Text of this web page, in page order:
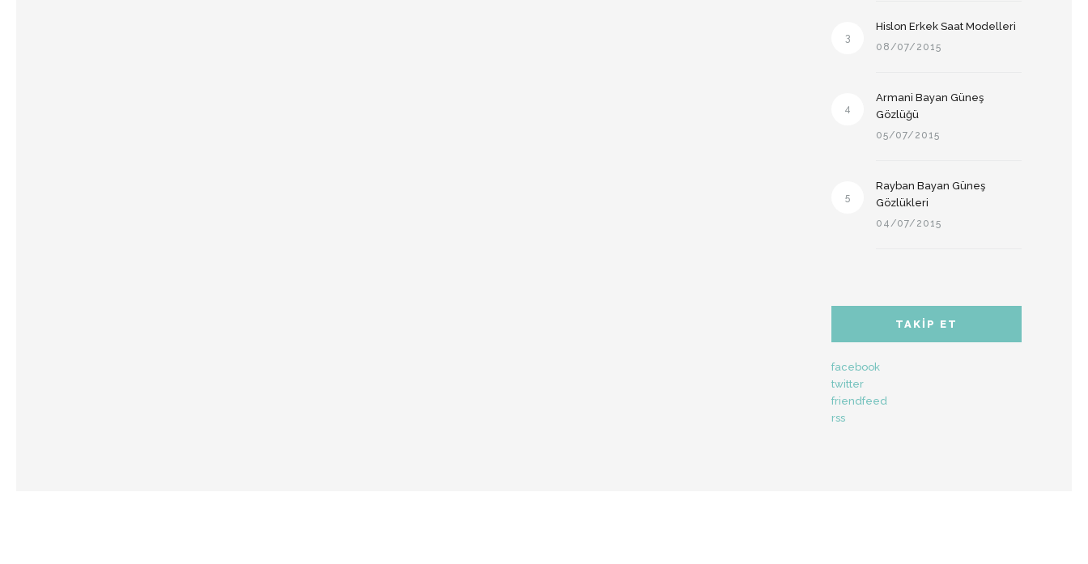
3
Hislon Erkek Saat Modelleri
08/07/2015
4
Armani Bayan Güneş
Gözlüğü
05/07/2015
5
Rayban Bayan Güneş
Gözlükleri
04/07/2015
TAKIP ET
facebook
twitter
friendfeed
rss